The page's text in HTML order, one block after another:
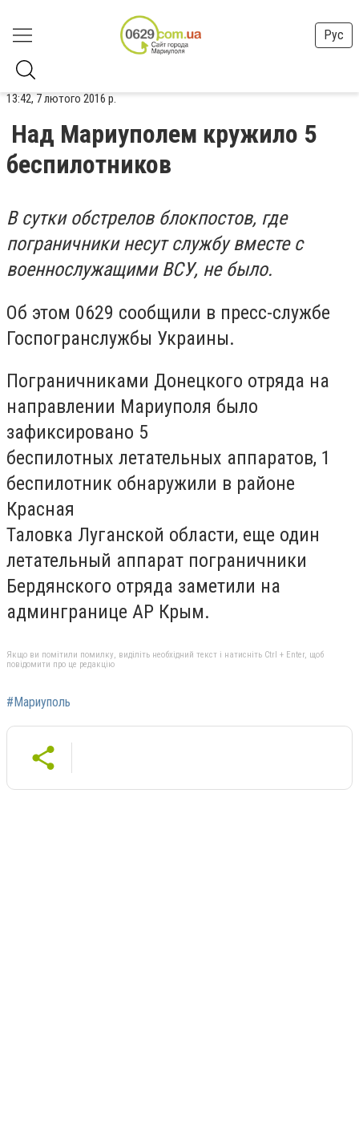
Рус
13:42, 7 лютого 2016 р.
Над Мариуполем кружило 5
беспилотников
В сутки обстрелов блокпостов, где
пограничники несут службу вместе с
военнослужащими ВСУ, не было.
Об этом 0629 сообщили в пресс-службе
Госпогранслужбы Украины.
Пограничниками Донецкого отряда на
направлении Мариуполя было
зафиксировано 5
беспилотных летательных аппаратов, 1
беспилотник обнаружили в районе
Красная
Таловка Луганской области, еще один
летательный аппарат пограничники
Бердянского отряда заметили на
админгранице АР Крым.
Якщо ви помітили помилку, виділіть необхідний текст і натисніть Ctrl + Enter, щоб
повідомити про це редакцію
#Мариуполь